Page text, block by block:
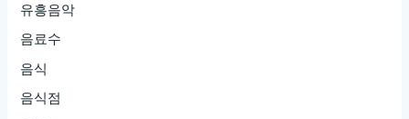
유흥음악
음료수
음식
음식점